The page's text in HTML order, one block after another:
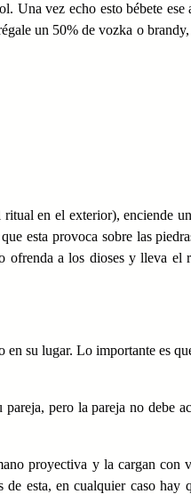
Una vez echo esto bébete ese
un 50% de vozka o brandy,
en el exterior), enciende
esta provoca sobre las
a los dioses y lleva el
su lugar. Lo importante es
pero la pareja no debe
proyectiva y la cargan con
esta, en cualquier caso hay